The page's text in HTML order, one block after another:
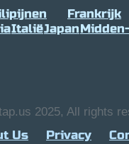
Frankrijk
ItaliëJapan
2025, All rights
Us Privacy